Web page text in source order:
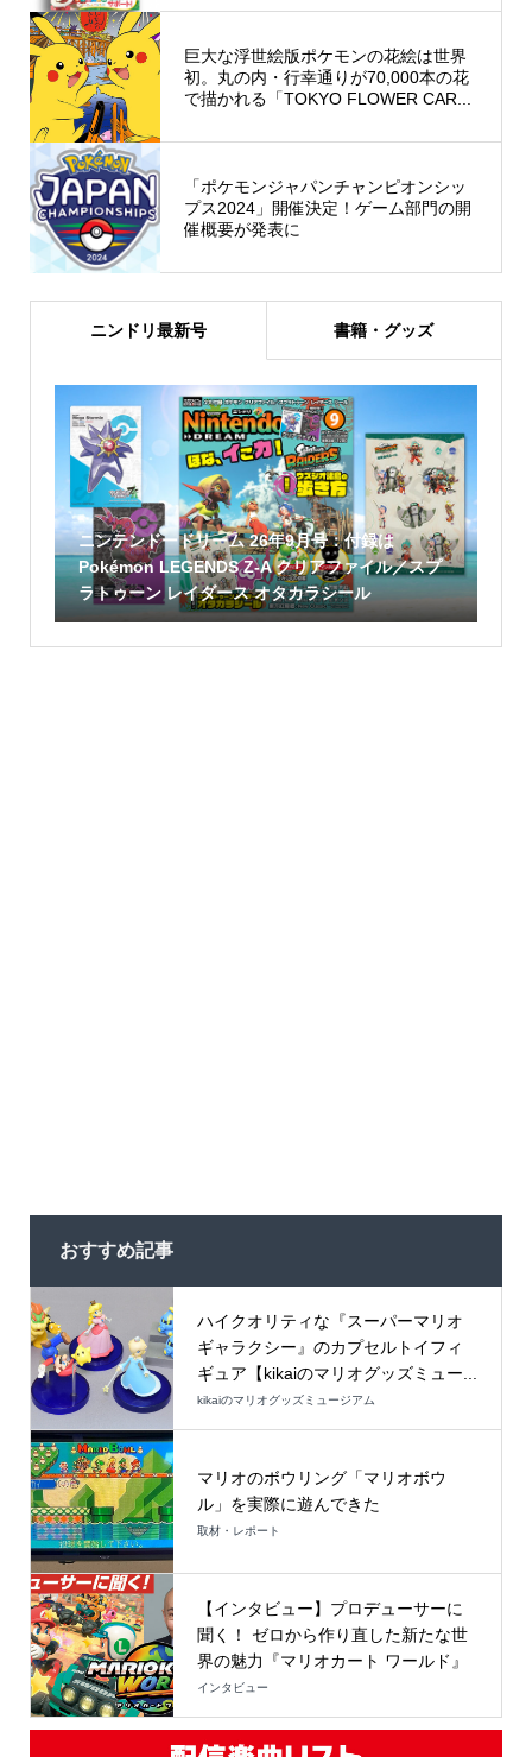
巨大な浮世絵版ポケモンの花絵は世界
初。丸の内・行幸通りが70,000本の花
で描かれる「TOKYO FLOWER CAR...
「ポケモンジャパンチャンピオンシッ
プス2024」開催決定！ゲーム部門の開
催概要が発表に
ニンドリ最新号 書籍・グッズ
ニンテンドードリーム 26年9月号：付録は
Pokémon LEGENDS Z-A クリアファイル／スプ
ラトゥーン レイダース オタカラシール
おすすめ記事
ハイクオリティな『スーパーマリオ
ギャラクシー』のカプセルトイフィ
ギュア【kikaiのマリオグッズミュー...
kikaiのマリオグッズミュージアム
マリオのボウリング「マリオボウ
ル」を実際に遊んできた
取材・レポート
【インタビュー】プロデューサーに
聞く！ ゼロから作り直した新たな世
界の魅力『マリオカート ワールド』
インタビュー